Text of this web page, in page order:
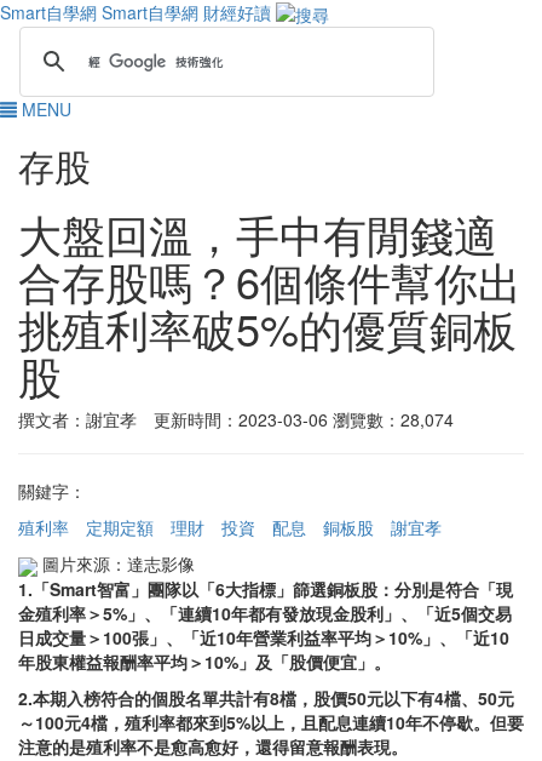
Smart自學網 Smart自學網 財經好讀
MENU
存股
大盤回溫，手中有閒錢適
合存股嗎？6個條件幫你出
挑殖利率破5%的優質銅板
股
撰文者：謝宜孝 更新時間：2023-03-06 瀏覽數：28,074
關鍵字：
殖利率
定期定額 理財 投資 配息 銅板股
謝宜孝
圖片來源：達志影像
1.「Smart智富」團隊以「6大指標」篩選銅板股：分別是符合「現
金殖利率＞5%」、「連續10年都有發放現金股利」、「近5個交易
日成交量＞100張」、「近10年營業利益率平均＞10%」、「近10
年股東權益報酬率平均＞10%」及「股價便宜」。
2.本期入榜符合的個股名單共計有8檔，股價50元以下有4檔、50元
～100元4檔，殖利率都來到5%以上，且配息連續10年不停歇。但要
注意的是殖利率不是愈高愈好，還得留意報酬表現。